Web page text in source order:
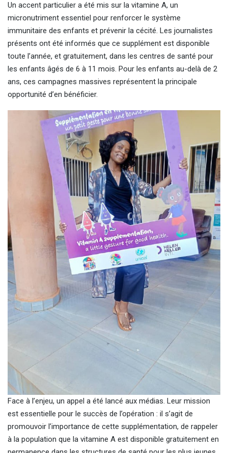
Un accent particulier a été mis sur la vitamine A, un
micronutriment essentiel pour renforcer le système
immunitaire des enfants et prévenir la cécité. Les journalistes
présents ont été informés que ce supplément est disponible
toute l’année, et gratuitement, dans les centres de santé pour
les enfants âgés de 6 à 11 mois. Pour les enfants au-delà de 2
ans, ces campagnes massives représentent la principale
opportunité d’en bénéficier.
Face à l’enjeu, un appel a été lancé aux médias. Leur mission
est essentielle pour le succès de l’opération : il s’agit de
promouvoir l’importance de cette supplémentation, de rappeler
à la population que la vitamine A est disponible gratuitement en